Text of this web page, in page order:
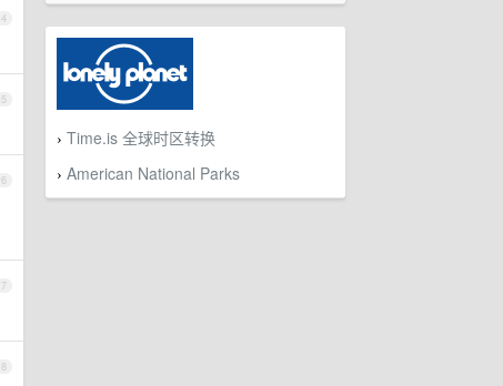
› Time.is 全球时区转换
› American National Parks
4
5
6
7
8